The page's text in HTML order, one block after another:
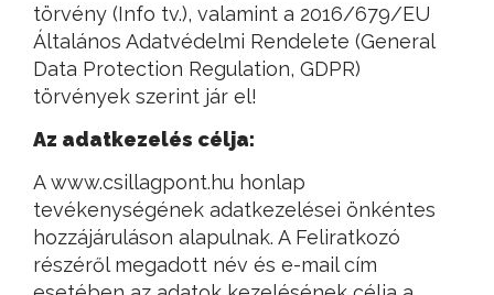
törvény (Info tv.), valamint a 2016/679/EU
Általános Adatvédelmi Rendelete (General
Data Protection Regulation, GDPR)
törvények szerint jár el!
Az adatkezelés célja:
A www.csillagpont.hu honlap
tevékenységének adatkezelései önkéntes
hozzájáruláson alapulnak. A Feliratkozó
részéről megadott név és e-mail cím